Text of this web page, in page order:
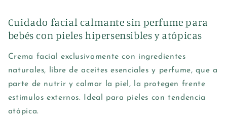
50ML
50ML
Cuidado facial calmante sin perfume para
bebés con pieles hipersensibles y atópicas
Crema facial exclusivamente con ingredientes
naturales, libre de aceites esenciales y perfume, que a
parte de nutrir y calmar la piel, la protegen frente
estímulos externos. Ideal para pieles con tendencia
atópica.